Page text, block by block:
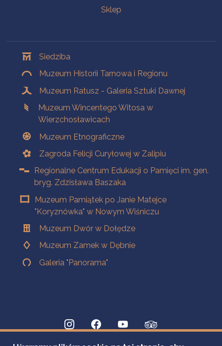
Sklep
Siedziba
Muzeum Historii Tarnowa i Regionu
Muzeum Ratusz - Galeria Sztuki Dawnej
Muzeum Wincentego Witosa w
Wierzchosławicach
Muzeum Etnograficzne
Zagroda Felicji Curyłowej w Zalipiu
Regionalne Centrum Edukacji o Pamięci im. gen.
bryg. Zdzisława Baszaka
Muzeum Pamiątek po Janie Matejce
"Koryznówka" w Nowym Wiśniczu
Muzeum Dwór w Dołędze
Muzeum Zamek w Dębnie
Galeria "Panorama"